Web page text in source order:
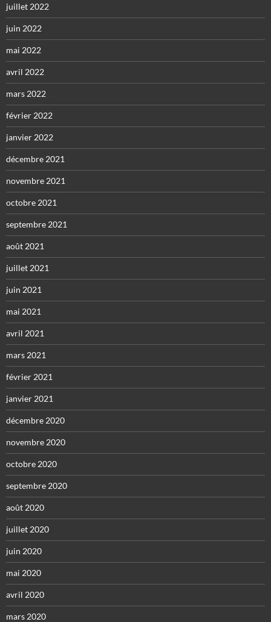
juillet 2022
juin 2022
mai 2022
avril 2022
mars 2022
février 2022
janvier 2022
décembre 2021
novembre 2021
octobre 2021
septembre 2021
août 2021
juillet 2021
juin 2021
mai 2021
avril 2021
mars 2021
février 2021
janvier 2021
décembre 2020
novembre 2020
octobre 2020
septembre 2020
août 2020
juillet 2020
juin 2020
mai 2020
avril 2020
mars 2020